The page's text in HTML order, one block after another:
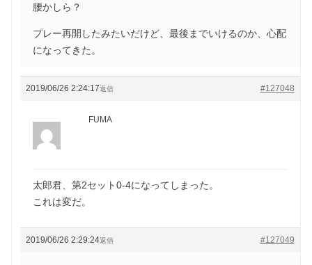
腰かしら？
プレー再開したみたいだけど、最後までいけるのか、心配
になってきた。
2019/06/26 2:24:17 #127048
返信
FUMA
太郎君、第2セット0-4になってしまった。
これは変だ。
2019/06/26 2:29:24 #127049
返信